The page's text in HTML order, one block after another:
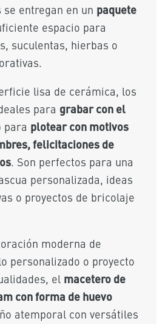
entregan en un paquete
espacio para
suculentas, hierbas o
lisa de cerámica, los
para grabar con el
plotear con motivos
felicitaciones de
. Son perfectos para una
personalizada, ideas
o proyectos de bricolaje
moderna de
personalizado o proyecto
el macetero de
con forma de huevo
atemporal con versátiles